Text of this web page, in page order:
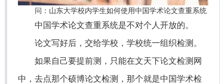
问：山东大学校内学生如何使用中国学术论文查重系统
中国学术论文查重系统是不对个人开放的。
论文写好后，交给学校，学校统一组织检测。
如果自己要提前测，只能在文天下论文检测网
中，去点那个硕博论文检测，那个就是中国学术检